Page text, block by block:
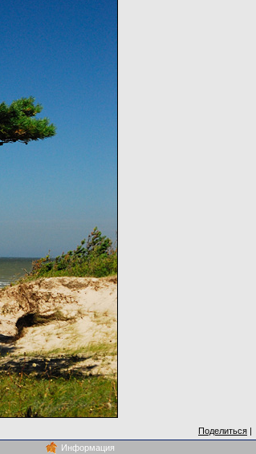
Поделиться |
Информация